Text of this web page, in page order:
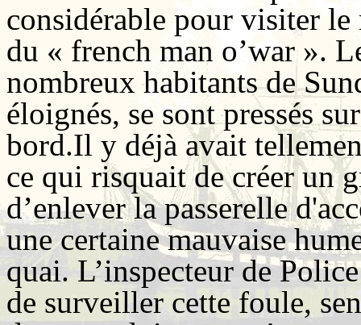
considérable pour visiter
du « french man o’war ».
nombreux habitants de
éloignés, se sont pressés
bord.Il y déjà avait
ce qui risquait de créer un
d’enlever la passerelle
une certaine mauvaise
quai. L’inspecteur de
de surveiller cette foule,